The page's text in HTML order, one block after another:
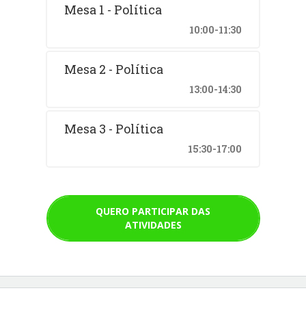
Mesa 1 - Política
10:00-11:30
Mesa 2 - Política
13:00-14:30
Mesa 3 - Política
15:30-17:00
QUERO PARTICIPAR DAS
ATIVIDADES